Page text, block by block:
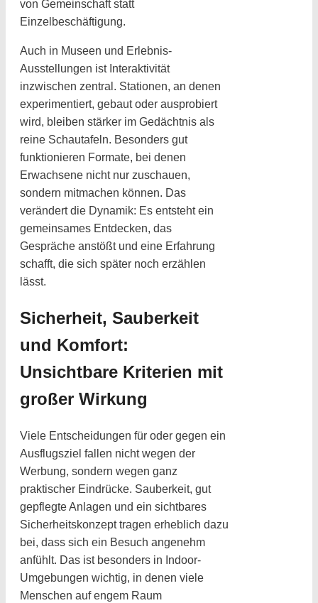
von Gemeinschaft statt
Einzelbeschäftigung.
Auch in Museen und Erlebnis-
Ausstellungen ist Interaktivität
inzwischen zentral. Stationen, an denen
experimentiert, gebaut oder ausprobiert
wird, bleiben stärker im Gedächtnis als
reine Schautafeln. Besonders gut
funktionieren Formate, bei denen
Erwachsene nicht nur zuschauen,
sondern mitmachen können. Das
verändert die Dynamik: Es entsteht ein
gemeinsames Entdecken, das
Gespräche anstößt und eine Erfahrung
schafft, die sich später noch erzählen
lässt.
Sicherheit, Sauberkeit
und Komfort:
Unsichtbare Kriterien mit
großer Wirkung
Viele Entscheidungen für oder gegen ein
Ausflugsziel fallen nicht wegen der
Werbung, sondern wegen ganz
praktischer Eindrücke. Sauberkeit, gut
gepflegte Anlagen und ein sichtbares
Sicherheitskonzept tragen erheblich dazu
bei, dass sich ein Besuch angenehm
anfühlt. Das ist besonders in Indoor-
Umgebungen wichtig, in denen viele
Menschen auf engem Raum